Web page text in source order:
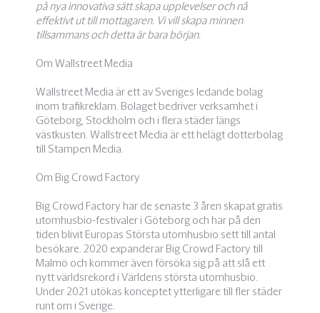
på nya innovativa sätt skapa upplevelser och nå
effektivt ut till mottagaren. Vi vill skapa minnen
tillsammans och detta är bara början.
Om Wallstreet Media
Wallstreet Media är ett av Sveriges ledande bolag
inom trafikreklam. Bolaget bedriver verksamhet i
Göteborg, Stockholm och i flera städer längs
västkusten. Wallstreet Media är ett helägt dotterbolag
till Stampen Media.
Om Big Crowd Factory
Big Crowd Factory har de senaste 3 åren skapat gratis
utomhusbio-festivaler i Göteborg och har på den
tiden blivit Europas Största utomhusbio sett till antal
besökare. 2020 expanderar Big Crowd Factory till
Malmö och kommer även försöka sig på att slå ett
nytt världsrekord i Världens största utomhusbio.
Under 2021 utökas konceptet ytterligare till fler städer
runt om i Sverige.